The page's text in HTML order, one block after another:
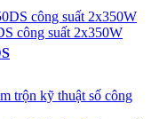
công suất 2x350W